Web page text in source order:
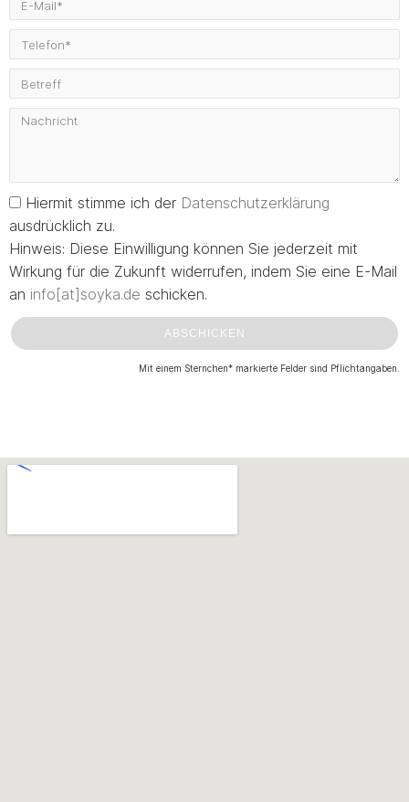
Hiermit stimme ich der Datenschutzerklärung
ausdrücklich zu.
Hinweis: Diese Einwilligung können Sie jederzeit mit
Wirkung für die Zukunft widerrufen, indem Sie eine E-Mail
an info[at]soyka.de schicken.
ABSCHICKEN
Mit einem Sternchen* markierte Felder sind Pflichtangaben.